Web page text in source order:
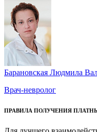
Барановская Людмила
Врач-невролог
ПРАВИЛА ПОЛУЧЕНИЯ